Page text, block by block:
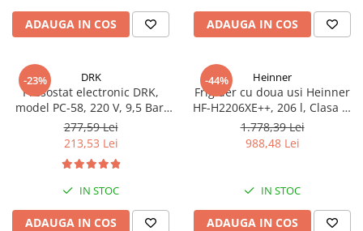
ADAUGA IN COS ADAUGA IN COS
-23% DRK
Presostat electronic DRK,
model PC-58, 220 V, 9,5 Bar,
1Kw, 10A
277,59 Lei
213,53 Lei
IN STOC
ADAUGA IN COS
-44% Heinner
Frigider cu doua usi Heinner
HF-H2206XE++, 206 l, Clasa E,
lumina LED, 3 rafturi de sticla,
H 143 cm, Inox
1.778,39 Lei
988,48 Lei
IN STOC
ADAUGA IN COS